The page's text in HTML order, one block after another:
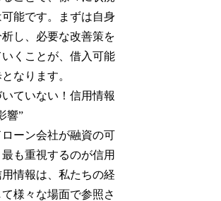
能です。まずは自身
し、必要な改善策を
くことが、借入可能
なります。
ていない！信用情報
響”
ーン会社が融資の可
も重視するのが信用
情報は、私たちの経
様々な場面で参照さ